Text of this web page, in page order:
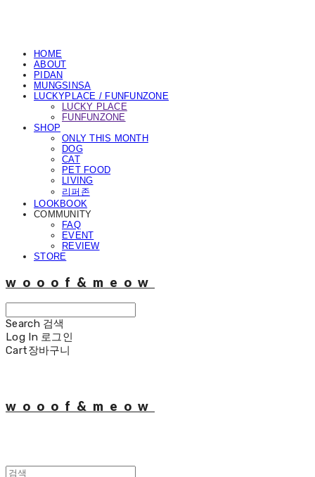
HOME
ABOUT
PIDAN
MUNGSINSA
LUCKYPLACE / FUNFUNZONE
LUCKY PLACE
FUNFUNZONE
SHOP
ONLY THIS MONTH
DOG
CAT
PET FOOD
LIVING
리퍼존
LOOKBOOK
COMMUNITY
FAQ
EVENT
REVIEW
STORE
wooof&meow
Search 검색
Log In 로그인
Cart장바구니
wooof&meow